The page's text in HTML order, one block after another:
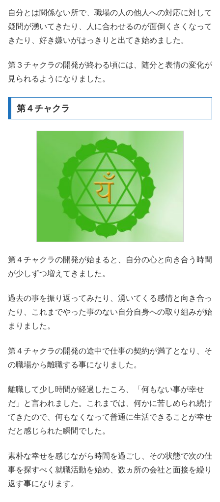
自分とは関係ない所で、職場の人の他人への対応に対して
疑問が湧いてきたり、人に合わせるのが面倒くさくなって
きたり、好き嫌いがはっきりと出てき始めました。
第３チャクラの開発が終わる頃には、随分と表情の変化が
見られるようになりました。
第４チャクラ
第４チャクラの開発が始まると、自分の心と向き合う時間
が少しずつ増えてきました。
過去の事を振り返ってみたり、湧いてくる感情と向き合っ
たり、これまでやった事のない自分自身への取り組みが始
まりました。
第４チャクラの開発の途中で仕事の契約が満了となり、そ
の職場から離職する事になりました。
離職して少し時間が経過したころ、「何もない事が幸せ
だ」と言われました。これまでは、何かに苦しめられ続け
てきたので、何もなくなって普通に生活できることが幸せ
だと感じられた瞬間でした。
素朴な幸せを感じながら時間を過ごし、その状態で次の仕
事を探すべく就職活動を始め、数ヵ所の会社と面接を繰り
返す事になります。